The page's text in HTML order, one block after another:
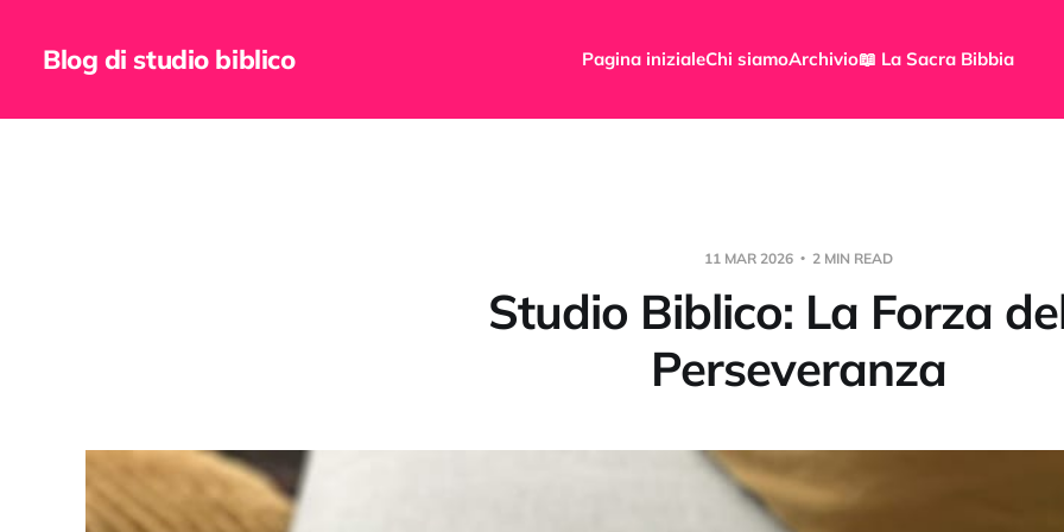
Blog di studio biblico Pagina inizialeChi siamoArchivio📖 La Sacra Bibbia
11 MAR 2026 2 MIN READ
Studio Biblico: La Forza
Perseveranza